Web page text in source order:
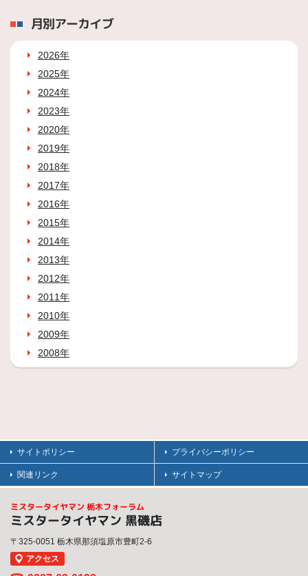
月別アーカイブ
2026年
2025年
2024年
2023年
2020年
2019年
2018年
2017年
2016年
2015年
2014年
2013年
2012年
2011年
2010年
2009年
2008年
サイトポリシー プライバシーポリシー
関連リンク サイトマップ
ミスタータイヤマン 栃木フォーラム
ミスタータイヤマン 黒磯店
〒325-0051 栃木県那須塩原市豊町2-6
アクセス